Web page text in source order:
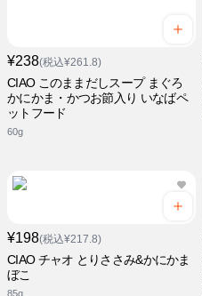
¥238(税込¥261.8)
CIAO このままだしスープ まぐろ
かにかま・かつお節入り いなばペ
ットフード
60g
¥198(税込¥217.8)
CIAO チャオ とりささみ&かにかま
ぼこ
85g